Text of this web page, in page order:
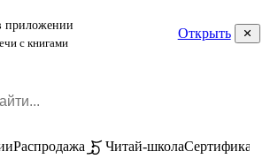
приложении
с книгами
Открыть
Распродажа Читай-школаСертификаты